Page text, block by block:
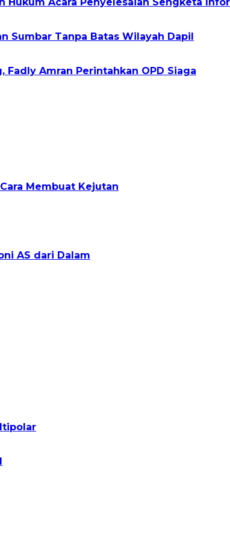
Sumbar Tanpa Batas Wilayah Dapil
Fadly Amran Perintahkan OPD Siaga
Membuat Kejutan
AS dari Dalam